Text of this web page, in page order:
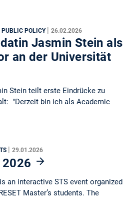
PUBLIC POLICY 26.02.2026
Jasmin Stein als
an der Universität
Stein teilt erste Eindrücke zu
"Derzeit bin ich als Academic
| 29.01.2026
an interactive STS event organized
Master’s students. The